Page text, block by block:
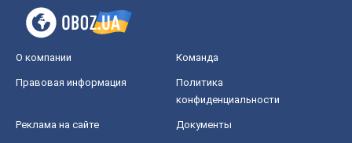
О компании Команда
Правовая информация
Политика
конфиденциальности
Реклама на сайте Документы